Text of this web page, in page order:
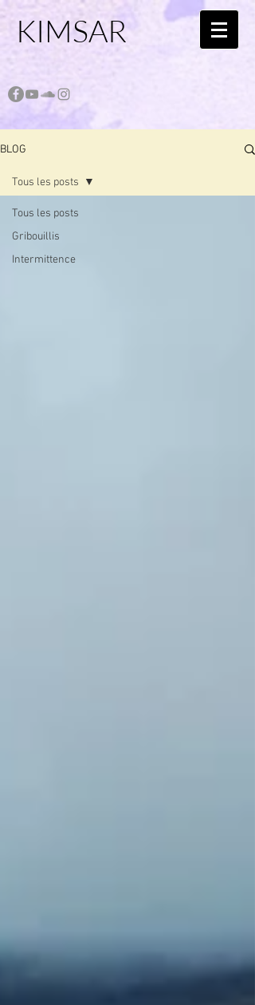
KIMSAR
BLOG
Tous les posts
Gribouillis
Intermittence
Tous les posts